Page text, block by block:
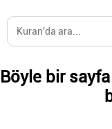
Böyle bir